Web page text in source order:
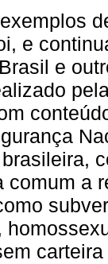
e
e
comum a